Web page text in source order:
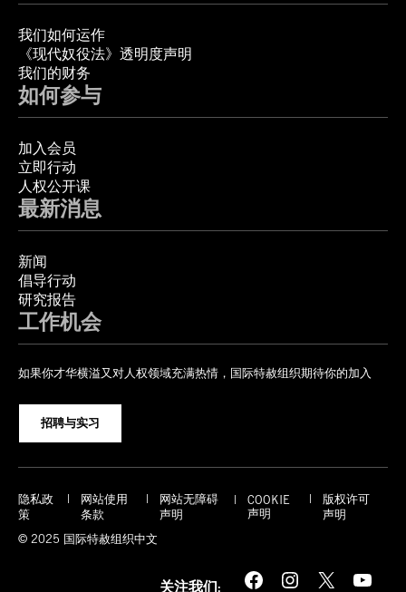
我们如何运作
《现代奴役法》透明度声明
我们的财务
如何参与
加入会员
立即行动
人权公开课
最新消息
新闻
倡导行动
研究报告
工作机会
如果你才华横溢又对人权领域充满热情，国际特赦组织期待你的加入
招聘与实习
隐私政
策
网站使用
条款
网站无障碍
声明
COOKIE
声明
版权许可
声明
© 2025 国际特赦组织中文
关注我们: Facebook Instagram X YouTube